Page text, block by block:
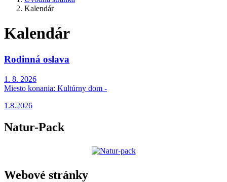
Kalendár
Kalendár
Rodinná oslava
1. 8. 2026
Miesto konania: Kultúrny dom -
1.8.2026
Natur-Pack
Webové stránky